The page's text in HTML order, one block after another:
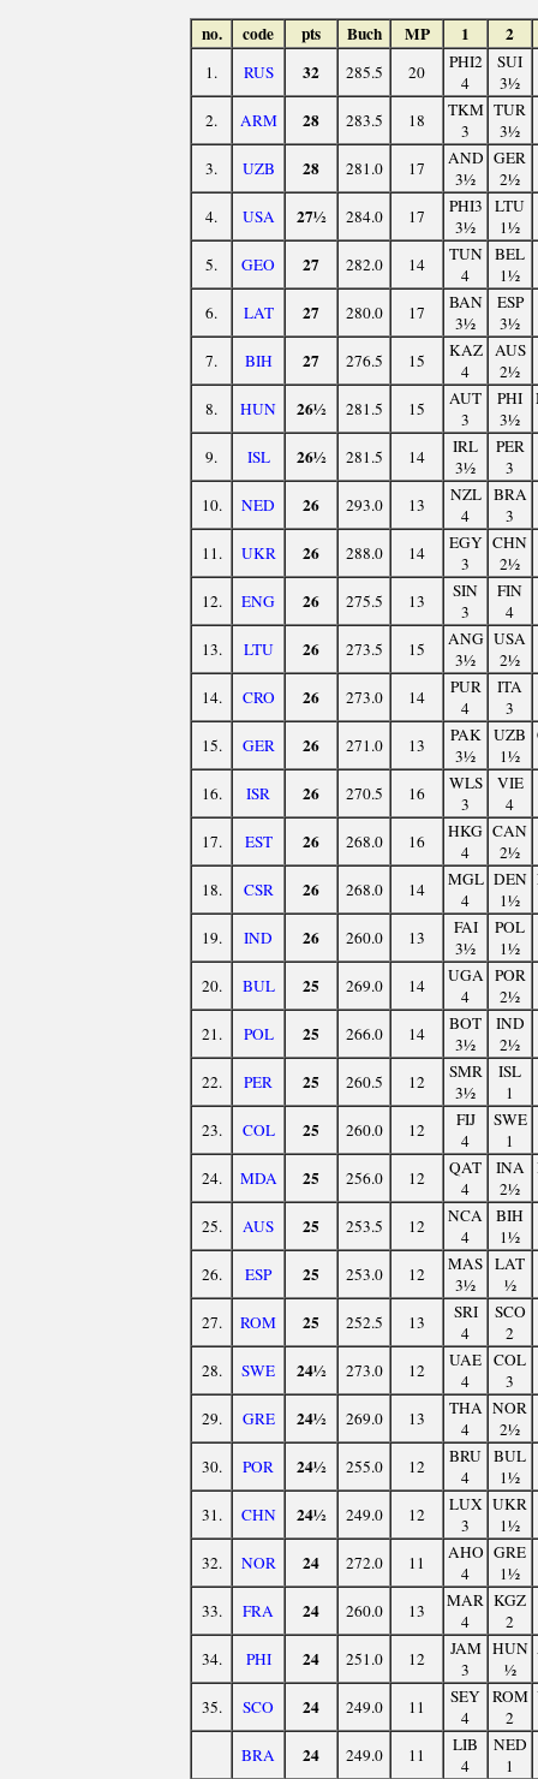
no. code pts Buch MP 1 2
1. RUS 32 285.5 20
PHI2
4
SUI
3½
2. ARM 28 283.5 18
TKM
3
TUR
3½
3. UZB 28 281.0 17
AND
3½
GER
2½
4.
USA 27½ 284.0 17
PHI3
3½
LTU
1½
5. GEO 27 282.0 14
TUN
4
BEL
1½
6.
LAT 27 280.0 17
BAN
3½
ESP
3½
7.
BIH 27 276.5 15
KAZ
4
AUS
2½
8.
HUN 26½ 281.5 15
AUT
3
PHI
3½
9. ISL 26½ 281.5 14
IRL
3½
PER
3
10. NED 26 293.0 13
NZL
4
BRA
3
11.
UKR 26 288.0 14
EGY
3
CHN
2½
12.
ENG 26 275.5 13
SIN
3
FIN
4
13.
LTU 26 273.5 15
ANG
3½
USA
2½
14.
CRO 26 273.0 14
PUR
4
ITA
3
15. GER 26 271.0 13
PAK
3½
UZB
1½
16. ISR 26 270.5 16
WLS
3
VIE
4
17.
EST 26 268.0 16
HKG
4
CAN
2½
18. CSR 26 268.0 14
MGL
4
DEN
1½
19. IND 26 260.0 13
FAI
3½
POL
1½
20.
BUL 25 269.0 14
UGA
4
POR
2½
21.
POL 25 266.0 14
BOT
3½
IND
2½
22.
PER 25 260.5 12
SMR
3½
ISL
1
23.
COL 25 260.0 12
FIJ
4
SWE
1
24.
MDA 25 256.0 12
QAT
4
INA
2½
25. AUS 25 253.5 12
NCA
4
BIH
1½
26.
ESP 25 253.0 12
MAS
3½
LAT
½
27.
ROM 25 252.5 13
SRI
4
SCO
2
28.
SWE 24½ 273.0 12
UAE
4
COL
3
29.
GRE 24½ 269.0 13
THA
4
NOR
2½
30.
POR 24½ 255.0 12
BRU
4
BUL
1½
31. CHN 24½ 249.0 12
LUX
3
UKR
1½
32.
NOR 24 272.0 11
AHO
4
GRE
1½
33.
FRA 24 260.0 13
MAR
4
KGZ
2
34.
PHI 24 251.0 12
JAM
3
HUN
½
35. SCO 24 249.0 11
SEY
4
ROM
2
BRA 24 249.0 11
LIB
4
NED
1